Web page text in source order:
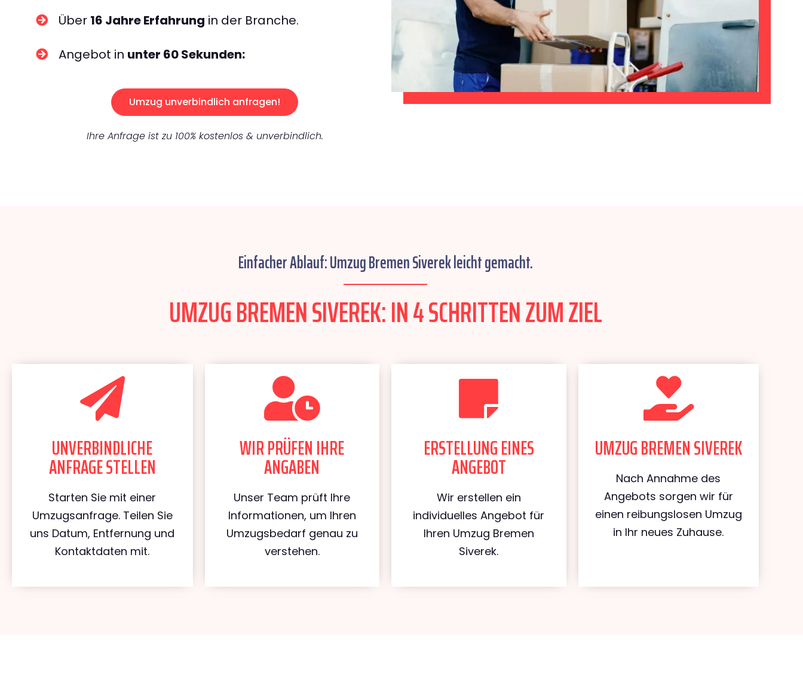
Über 16 Jahre Erfahrung in der Branche.
Angebot in unter 60 Sekunden:
Umzug unverbindlich anfragen!
Ihre Anfrage ist zu 100% kostenlos & unverbindlich.
Einfacher Ablauf: Umzug Bremen Siverek leicht gemacht.
UMZUG BREMEN SIVEREK: IN 4 SCHRITTEN ZUM ZIEL
UNVERBINDLICHE
ANFRAGE STELLEN
Starten Sie mit einer
Umzugsanfrage. Teilen Sie
uns Datum, Entfernung und
Kontaktdaten mit.
WIR PRÜFEN IHRE
ANGABEN
Unser Team prüft Ihre
Informationen, um Ihren
Umzugsbedarf genau zu
verstehen.
ERSTELLUNG EINES
ANGEBOT
Wir erstellen ein
individuelles Angebot für
Ihren Umzug Bremen
Siverek.
UMZUG BREMEN SIVEREK
Nach Annahme des
Angebots sorgen wir für
einen reibungslosen Umzug
in Ihr neues Zuhause.